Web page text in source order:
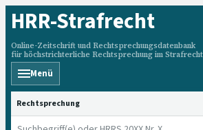
HRR-Strafrecht
Online-Zeitschrift und Rechtsprechungsdatenbank
für höchstrichterliche Rechtsprechung im Strafrecht
Menü
HRRS durchsuchen